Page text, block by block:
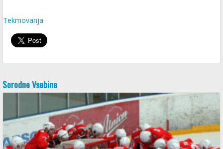
Tekmovanja
Sorodne Vsebine